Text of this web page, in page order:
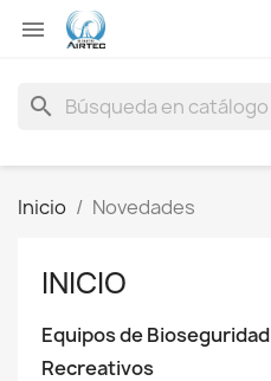

search
Inicio Novedades
INICIO
Equipos de Bioseguridad
Recreativos